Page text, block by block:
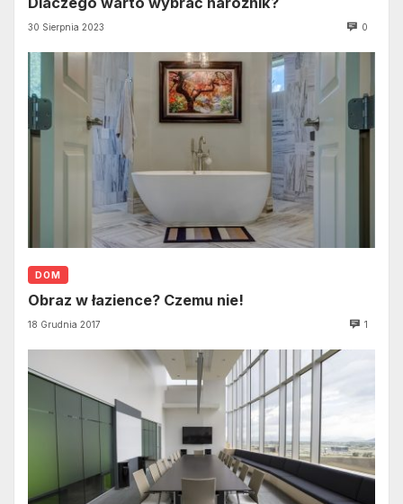
30 Sierpnia 2023 0
DOM
Obraz w łazience? Czemu nie!
18 Grudnia 2017 1